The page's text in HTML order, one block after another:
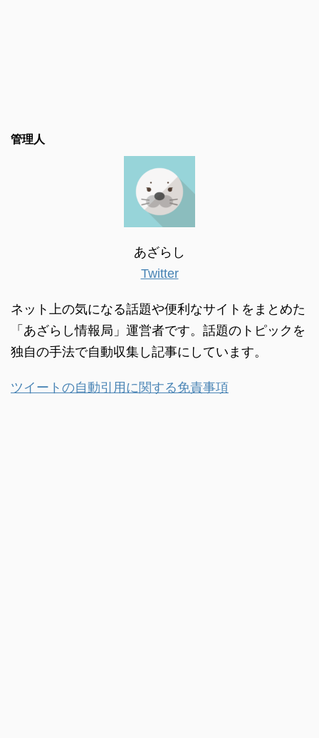
管理人
あざらし
Twitter
ネット上の気になる話題や便利なサイトをまとめた
「あざらし情報局」運営者です。話題のトピックを
独自の手法で自動収集し記事にしています。
ツイートの自動引用に関する免責事項